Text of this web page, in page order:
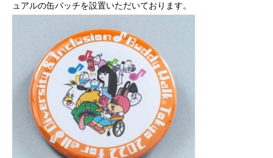
ュアルの缶バッチを設置いただいております。